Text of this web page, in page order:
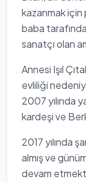
kazanmak için
baba
sanatçı olan
Annesi Işıl
evliliği
2007 yılında
kardeşi ve
2017 yılında
almış ve
devam